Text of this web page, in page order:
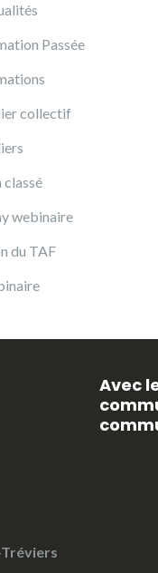
Passée
collectif
classé
webinaire
du TAF
Avec